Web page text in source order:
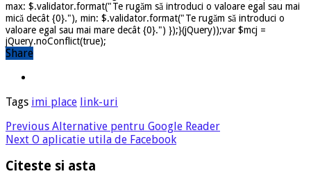
max: $.validator.format("Te rugăm să introduci o valoare egal sau mai
mică decât {0}."), min: $.validator.format("Te rugăm să introduci o
valoare egal sau mai mare decât {0}.") });}(jQuery));var $mcj =
jQuery.noConflict(true);
Share
Tags imi place link-uri
Previous Alternative pentru Google Reader
Next O aplicatie utila de Facebook
Citeste si asta